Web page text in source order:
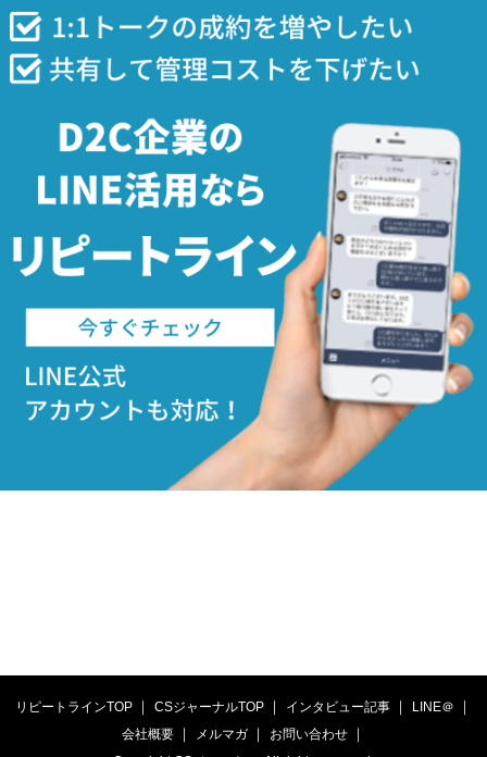
リピートラインTOP CSジャーナルTOP インタビュー記事
LINE＠
会社概要
メルマガ
お問い合わせ